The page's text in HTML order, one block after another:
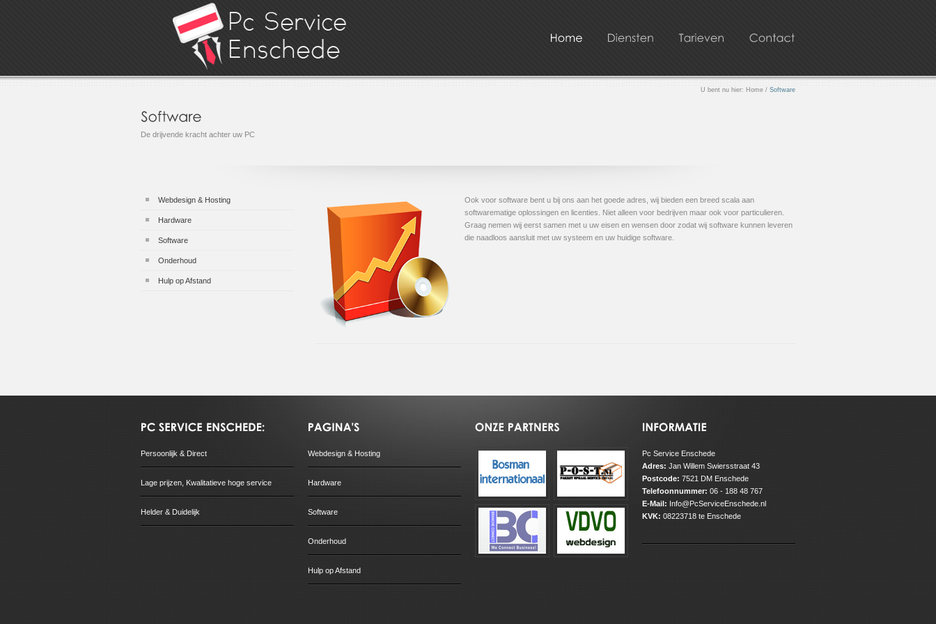
U bent nu hier: Home / Software
De drijvende kracht achter uw PC
Webdesign & Hosting
Hardware
Software
Onderhoud
Hulp op Afstand
Ook voor software bent u bij ons aan het goede adres, wij bieden een breed scala aan
softwarematige oplossingen en licenties. Niet alleen voor bedrijven maar ook voor particulieren.
Graag nemen wij eerst samen met u uw eisen en wensen door zodat wij software kunnen leveren
die naadloos aansluit met uw systeem en uw huidige software.
Persoonlijk & Direct
Lage prijzen, Kwalitatieve hoge service
Helder & Duidelijk
Webdesign & Hosting
Hardware
Software
Onderhoud
Hulp op Afstand
Pc Service Enschede
Adres: Jan Willem Swiersstraat 43
Postcode: 7521 DM Enschede
Telefoonnummer: 06 - 188 48 767
E-Mail: Info@PcServiceEnschede.nl
KVK: 08223718 te Enschede